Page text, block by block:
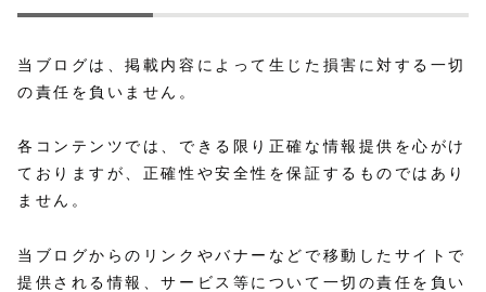
当ブログは、掲載内容によって生じた損害に対する一切
の責任を負いません。
各コンテンツでは、できる限り正確な情報提供を心がけ
ておりますが、正確性や安全性を保証するものではあり
ません。
当ブログからのリンクやバナーなどで移動したサイトで
提供される情報、サービス等について一切の責任を負い